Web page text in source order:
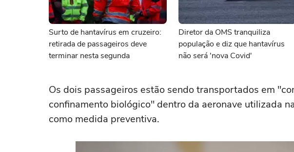
Surto de hantavírus em cruzeiro:
retirada de passageiros deve
terminar nesta segunda
Diretor da OMS tranquiliza
população e diz que hantavírus
não será 'nova Covid'
Os dois passageiros estão sendo transportados em
confinamento biológico" dentro da aeronave utilizada
como medida preventiva.